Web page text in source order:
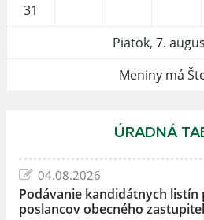
31
Piatok, 7.
Meniny má
ÚRADNÁ
04.08.2026
Podávanie kandidátnych
poslancov obecného